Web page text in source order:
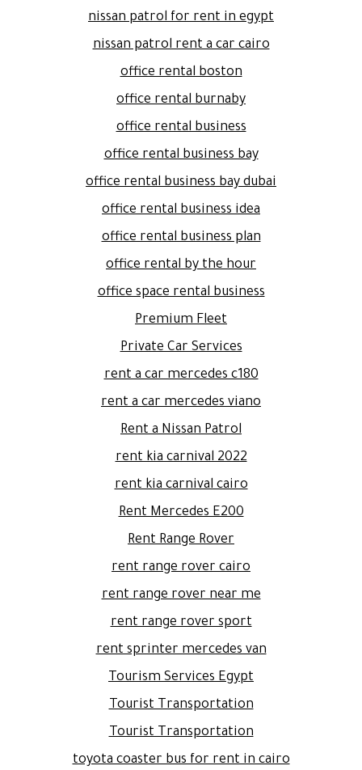
nissan patrol for rent in egypt
nissan patrol rent a car cairo
office rental boston
office rental burnaby
office rental business
office rental business bay
office rental business bay dubai
office rental business idea
office rental business plan
office rental by the hour
office space rental business
Premium Fleet
Private Car Services
rent a car mercedes c180
rent a car mercedes viano
Rent a Nissan Patrol
rent kia carnival 2022
rent kia carnival cairo
Rent Mercedes E200
Rent Range Rover
rent range rover cairo
rent range rover near me
rent range rover sport
rent sprinter mercedes van
Tourism Services Egypt
Tourist Transportation
Tourist Transportation
toyota coaster bus for rent in cairo